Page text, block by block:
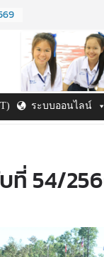
ระบบออนไลน์
54/